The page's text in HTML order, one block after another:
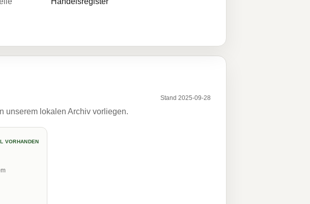
Stand 2025-09-28
unserem lokalen Archiv vorliegen.
VORHANDEN